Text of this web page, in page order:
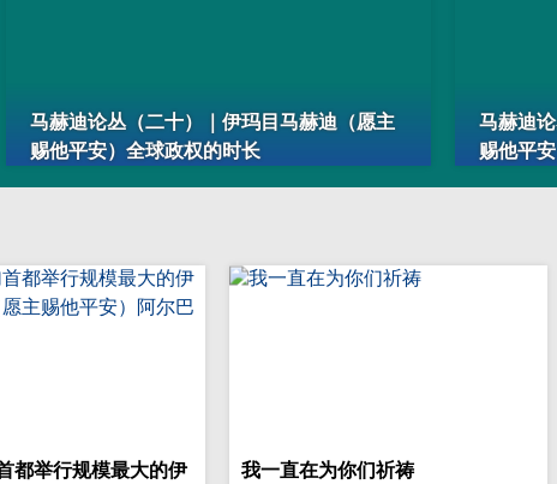
马赫迪论丛（二十）｜伊玛目马赫迪（愿主
赐他平安）全球政权的时长
马赫迪
赐他平
都举行规模最大的伊
我一直在为你们祈祷